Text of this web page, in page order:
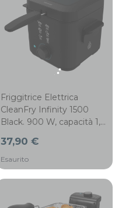
Friggitrice Elettrica
CleanFry Infinity 1500
Black. 900 W, capacità 1,5
rivestimento
antiaderente, coperchio
con filtro e finestra di
37,90 €
Esaurito